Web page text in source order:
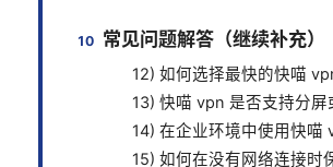
常见问题解答（继续补充）
12) 如何选择最快的快喵
13) 快喵 vpn 是否支持分屏
14) 在企业环境中使用快喵
15) 如何在没有网络连接时